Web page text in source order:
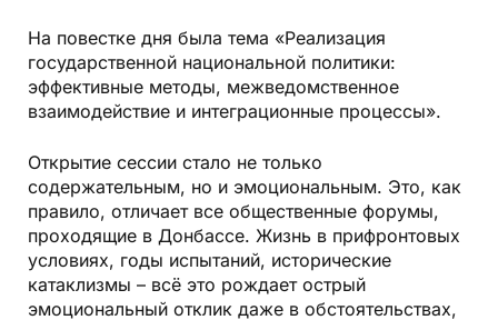
На повестке дня была тема «Реализация
государственной национальной политики:
эффективные методы, межведомственное
взаимодействие и интеграционные процессы».
Открытие сессии стало не только
содержательным, но и эмоциональным. Это, как
правило, отличает все общественные форумы,
проходящие в Донбассе. Жизнь в прифронтовых
условиях, годы испытаний, исторические
катаклизмы – всё это рождает острый
эмоциональный отклик даже в обстоятельствах,